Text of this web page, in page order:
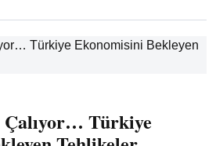
Çalıyor… Türkiye